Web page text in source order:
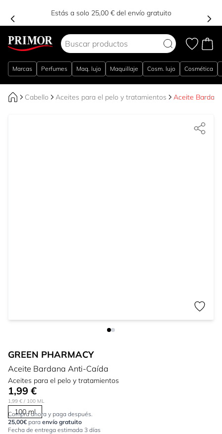
Estás a solo 25,00 € del envío gratuito
Marcas Perfumes Maq. lujo Maquillaje Cosm. lujo Cosmética
Cabello Aceites para el pelo y tratamientos Aceite
GREEN PHARMACY
Aceite Bardana Anti-Caída
Aceites para el pelo y tratamientos
1,99 €
1,99 € / 100 ML
100 ml
Compra ahora y paga después.
25,00€ para envío gratuito
Fecha de entrega estimada 3 días